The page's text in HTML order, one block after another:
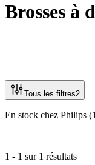
Brosses à
Tous les filtres2
En stock chez Philips
1 - 1 sur 1 résultats